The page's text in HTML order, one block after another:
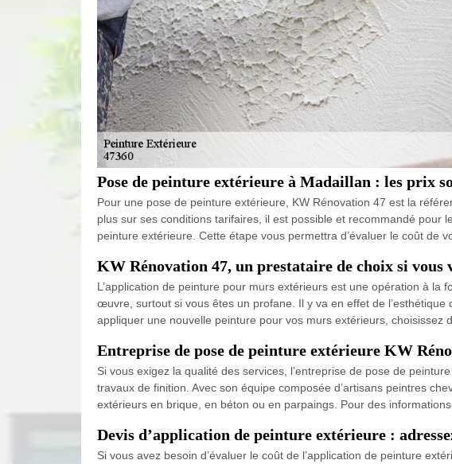
Pose de peinture extérieure à Madaillan : les prix
Pour une pose de peinture extérieure, KW Rénovation 47 est la
plus sur ses conditions tarifaires, il est possible et recommandé pour
peinture extérieure. Cette étape vous permettra d’évaluer le coût de
KW Rénovation 47, un prestataire de choix si
L’application de peinture pour murs extérieurs est une opération à
œuvre, surtout si vous êtes un profane. Il y va en effet de
appliquer une nouvelle peinture pour vos murs extérieurs, choisissez
Entreprise de pose de peinture extérieure KW
Si vous exigez la qualité des services, l’entreprise de pose de
travaux de finition. Avec son équipe composée d’artisans peintres
extérieurs en brique, en béton ou en parpaings. Pour des
Devis d’application de peinture extérieure :
Si vous avez besoin d’évaluer le coût de l’application de peinture